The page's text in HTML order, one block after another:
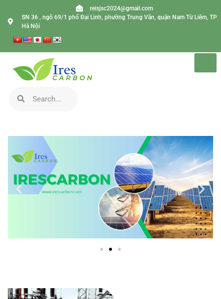
reisjsc2024@gmail.com
SN 36 , ngõ 69/1 phố Đại Linh, phường Trung Văn, quận Nam Từ Liêm, TP
Hà Nội